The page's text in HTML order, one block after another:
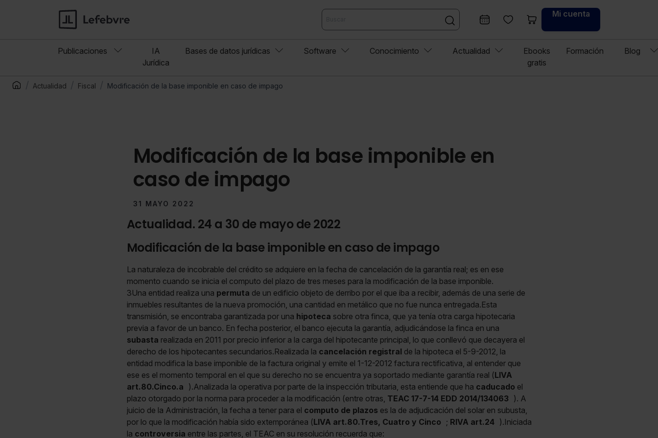
Mi cuenta
Publicaciones
IA
Jurídica
Bases de datos jurídicas Software Conocimiento Actualidad
Ebooks
gratis
Formación Blog
Actualidad Fiscal Modificación de la base imponible en caso de impago
Modificación de la base imponible en
caso de impago
31 MAYO 2022
Actualidad. 24 a 30 de mayo de 2022
Modificación de la base imponible en caso de impago
La naturaleza de incobrable del crédito se adquiere en la fecha de cancelación de la garantía real; es en ese
momento cuando se inicia el computo del plazo de tres meses para la modificación de la base imponible.
3Una entidad realiza una permuta de un edificio objeto de derribo por el que iba a recibir, además de una serie de
inmuebles resultantes de la nueva promoción, una cantidad en metálico que no fue nunca entregada.Esta
transmisión, se encontraba garantizada por una hipoteca sobre otra finca, que ya tenía otra carga hipotecaria
previa a favor de un banco. En fecha posterior, el banco ejecuta la garantía, adjudicándose la finca en una
subasta realizada en 2011 por precio inferior a la carga del hipotecante principal, lo que conllevó que decayera el
derecho de los hipotecantes secundarios.Realizada la cancelación registral de la hipoteca el 5-9-2012, la
entidad modifica la base imponible de la factura original y emite el 1-12-2012 factura rectificativa, al entender que
ese es el momento temporal en el que su derecho no se encuentra ya soportado mediante garantía real (LIVA
art.80.Cinco.a ).Analizada la operativa por parte de la inspección tributaria, esta entiende que ha caducado el
plazo otorgado por la norma para proceder a la modificación (entre otras, TEAC 17-7-14 EDD 2014/134063 ). A
juicio de la Administración, la fecha a tener para el computo de plazos es la de adjudicación del solar en subusta,
por lo que la modificación había sido extemporánea (LIVA art.80.Tres, Cuatro y Cinco ; RIVA art.24 ).Iniciada
la controversia entre las partes, el TEAC en su resolución recuerda que: